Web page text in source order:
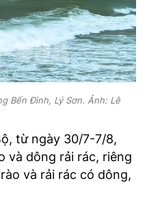
Bến Đình, Lý Sơn. Ảnh: Lê
từ ngày 30/7-7/8,
và dông rải rác, riêng
và rải rác có dông,